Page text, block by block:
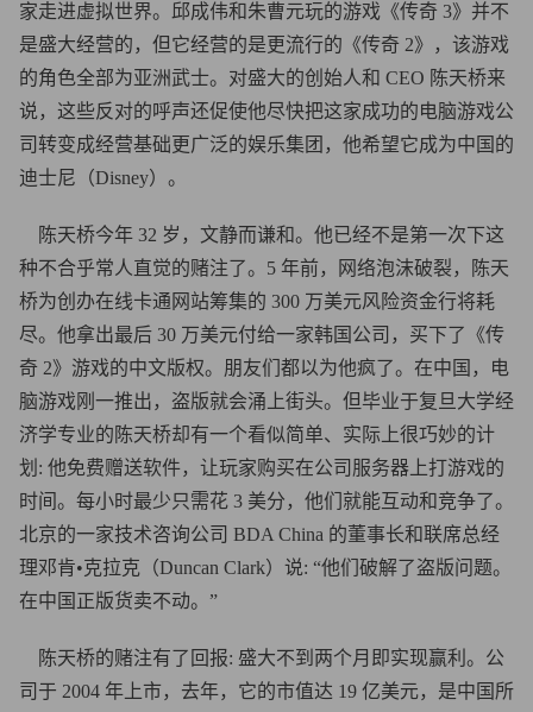
家走进虚拟世界。邱成伟和朱曹元玩的游戏《传奇 3》并不
是盛大经营的，但它经营的是更流行的《传奇 2》，该游戏
的角色全部为亚洲武士。对盛大的创始人和 CEO 陈天桥来
说，这些反对的呼声还促使他尽快把这家成功的电脑游戏公
司转变成经营基础更广泛的娱乐集团，他希望它成为中国的
迪士尼（Disney）。
陈天桥今年 32 岁，文静而谦和。他已经不是第一次下这
种不合乎常人直觉的赌注了。5 年前，网络泡沫破裂，陈天
桥为创办在线卡通网站筹集的 300 万美元风险资金行将耗
尽。他拿出最后 30 万美元付给一家韩国公司，买下了《传
奇 2》游戏的中文版权。朋友们都以为他疯了。在中国，电
脑游戏刚一推出，盗版就会涌上街头。但毕业于复旦大学经
济学专业的陈天桥却有一个看似简单、实际上很巧妙的计
划: 他免费赠送软件，让玩家购买在公司服务器上打游戏的
时间。每小时最少只需花 3 美分，他们就能互动和竞争了。
北京的一家技术咨询公司 BDA China 的董事长和联席总经
理邓肯•克拉克（Duncan Clark）说: “他们破解了盗版问题。
在中国正版货卖不动。”
陈天桥的赌注有了回报: 盛大不到两个月即实现赢利。公
司于 2004 年上市，去年，它的市值达 19 亿美元，是中国所